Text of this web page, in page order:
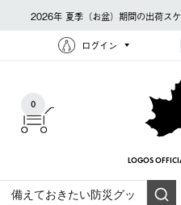
2026年 夏季（お盆）期間の出荷ス
ログイン
0
LOGOS